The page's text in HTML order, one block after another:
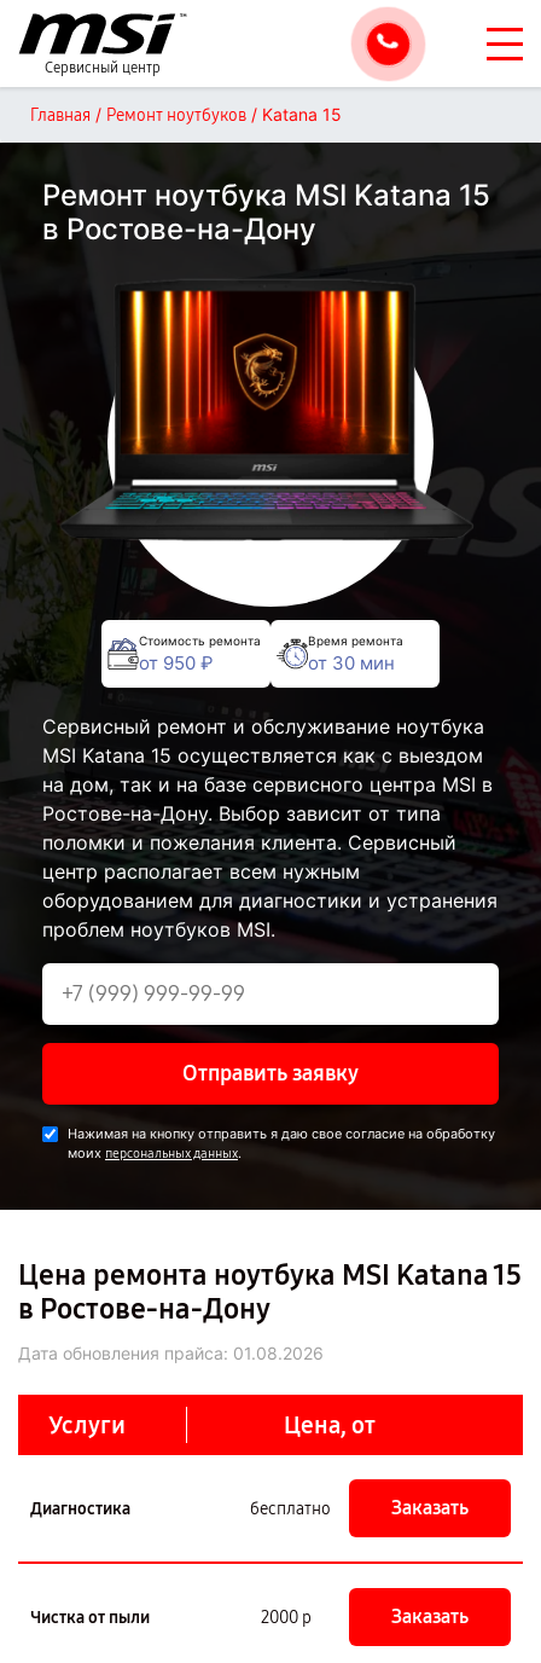
Сервисный центр
Главная / Ремонт ноутбуков / Katana 15
Ремонт ноутбука MSI Katana 15
в Ростове-на-Дону
Стоимость ремонта
от 950 ₽
Время ремонта
от 30 мин
Сервисный ремонт и обслуживание ноутбука
MSI Katana 15 осуществляется как с выездом
на дом, так и на базе сервисного центра MSI в
Ростове-на-Дону. Выбор зависит от типа
поломки и пожелания клиента. Сервисный
центр располагает всем нужным
оборудованием для диагностики и устранения
проблем ноутбуков MSI.
Отправить заявку
Нажимая на кнопку отправить я даю свое согласие на обработку
моих персональных данных.
Цена ремонта ноутбука MSI Katana 15
в Ростове-на-Дону
Дата обновления прайса: 01.08.2026
Услуги Цена, от
Диагностика бесплатно Заказать
Чистка от пыли 2000 р Заказать